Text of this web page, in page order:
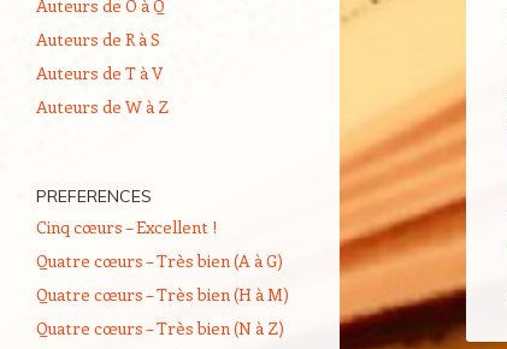
Auteurs de O à Q
Auteurs de R à S
Auteurs de T à V
Auteurs de W à Z
PREFERENCES
Cinq cœurs – Excellent !
Quatre cœurs – Très bien (A à G)
Quatre cœurs – Très bien (H à M)
Quatre cœurs – Très bien (N à Z)